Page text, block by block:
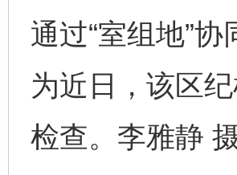
通过“室组地”
为近日，该区
检查。李雅静